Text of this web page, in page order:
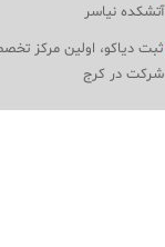
آتشکده نیاسر
ثبت دیاکو، اولین مرکز
شرکت در کرج